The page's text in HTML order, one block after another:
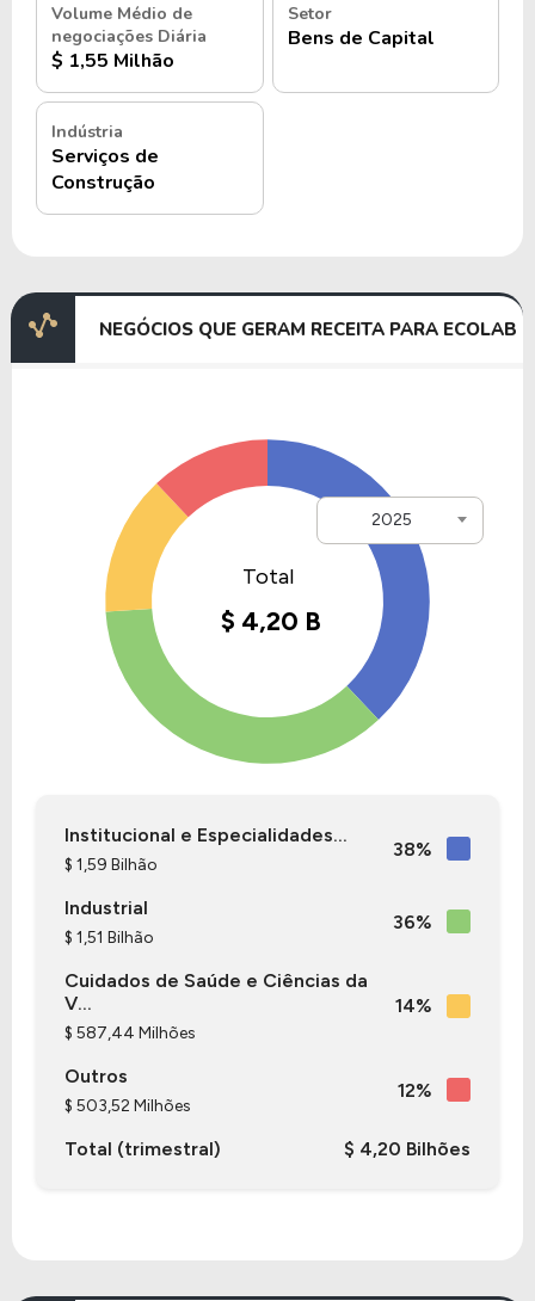
Volume Médio de
negociações Diária
$ 1,55 Milhão
Setor
Bens de Capital
Indústria
Serviços de
Construção
NEGÓCIOS QUE GERAM RECEITA PARA ECOLAB
2025
Institucional e Especialidades...
$ 1,59 Bilhão
38%
Industrial
$ 1,51 Bilhão
36%
Cuidados de Saúde e Ciências da
V...
$ 587,44 Milhões
14%
Outros
$ 503,52 Milhões
12%
Total (trimestral) $ 4,20 Bilhões